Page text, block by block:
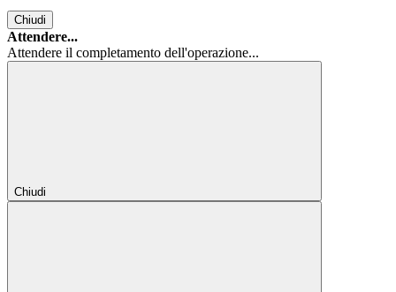
Chiudi
Attendere...
Attendere il completamento dell'operazione...
Chiudi